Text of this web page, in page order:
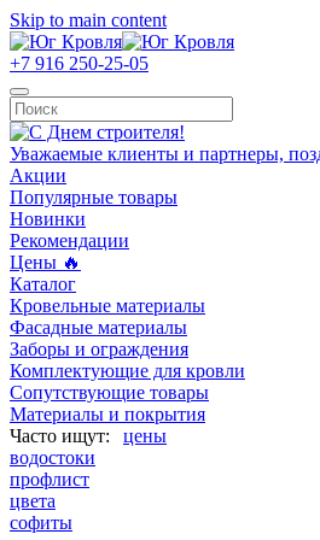
Skip to main content
+7 916 250-25-05
Уважаемые клиенты и партнеры,
Акции
Популярные товары
Новинки
Рекомендации
Цены 🔥
Каталог
Кровельные материалы
Фасадные материалы
Заборы и ограждения
Комплектующие для кровли
Сопутствующие товары
Материалы и покрытия
цены
водостоки
профлист
цвета
софиты